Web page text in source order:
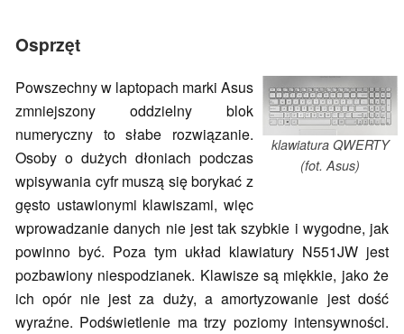
Osprzęt
klawiatura QWERTY
(fot. Asus)
Powszechny w laptopach marki Asus
zmniejszony oddzielny blok
numeryczny to słabe rozwiązanie.
Osoby o dużych dłoniach podczas
wpisywania cyfr muszą się borykać z
gęsto ustawionymi klawiszami, więc
wprowadzanie danych nie jest tak szybkie i wygodne, jak
powinno być. Poza tym układ klawiatury N551JW jest
pozbawiony niespodzianek. Klawisze są miękkie, jako że
ich opór nie jest za duży, a amortyzowanie jest dość
wyraźne. Podświetlenie ma trzy poziomy intensywności.